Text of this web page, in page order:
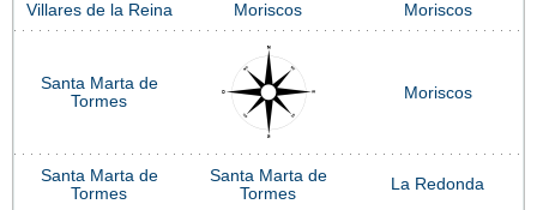
Villares de la Reina Moriscos Moriscos
Santa Marta de
Tormes
Moriscos
Santa Marta de
Tormes
Santa Marta de
Tormes
La Redonda